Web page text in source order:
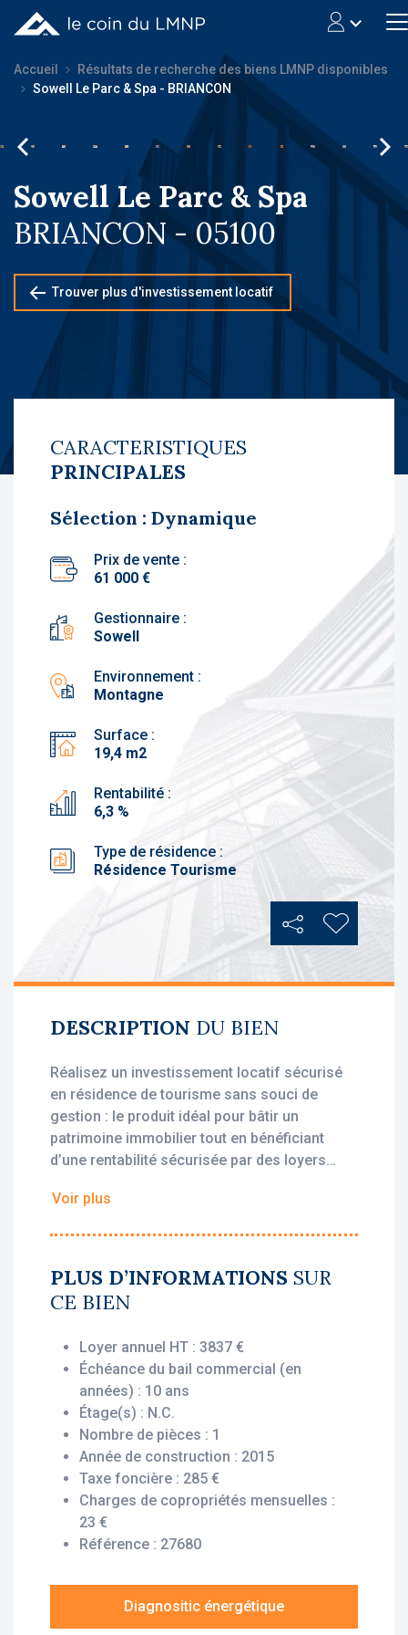
Accueil
Résultats de recherche des biens LMNP disponibles
Sowell Le Parc & Spa - BRIANCON
Sowell Le Parc & Spa
BRIANCON - 05100
Trouver plus d'investissement locatif
CARACTERISTIQUES
PRINCIPALES
Sélection : Dynamique
Prix de vente :
61 000 €
Gestionnaire :
Sowell
Environnement :
Montagne
Surface :
19,4 m2
Rentabilité :
6,3 %
Type de résidence :
Résidence Tourisme
PartagerAjouter
DESCRIPTION DU BIEN
Réalisez un investissement locatif sécurisé
en résidence de tourisme sans souci de
gestion : le produit idéal pour bâtir un
patrimoine immobilier tout en bénéficiant
d’une rentabilité sécurisée par des loyers
• Gestionnaire : Sowell
Vous bénéficiez du statut fiscal LMNP
d’impôt sur vos revenus locatifs. Le bien est
exploité par un gestionnaire professionnel
(Sowell), engagé par un bail commercial,
vous assurant le versement des loyers dès
l’acquisition, que le logement soit loué ou
Description du bien :
Cet appartement T1 situé au 1er étage offre
un agencement pratique et optimisé : une
cuisine, ainsi qu’une salle de bains avec wc.
Voir plus
PLUS D’INFORMATIONS SUR
CE BIEN
Loyer annuel HT : 3837 €
Échéance du bail commercial (en
années) : 10 ans
Étage(s) : N.C.
Nombre de pièces : 1
Année de construction : 2015
Taxe foncière : 285 €
Charges de copropriétés mensuelles :
23 €
Référence : 27680
Diagnositic énergétique